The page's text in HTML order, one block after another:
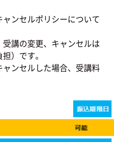
ンセルポリシーについて
講の変更、キャンセルは
）です。
ンセルした場合、受講料